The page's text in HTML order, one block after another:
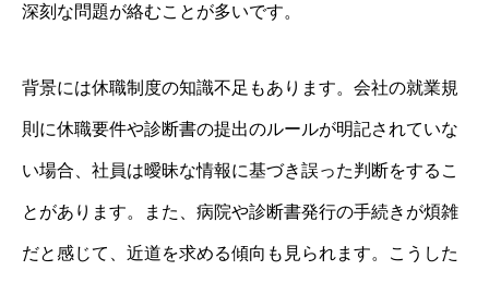
深刻な問題が絡むことが多いです。
背景には休職制度の知識不足もあります。会社の就業規
則に休職要件や診断書の提出のルールが明記されていな
い場合、社員は曖昧な情報に基づき誤った判断をするこ
とがあります。また、病院や診断書発行の手続きが煩雑
だと感じて、近道を求める傾向も見られます。こうした